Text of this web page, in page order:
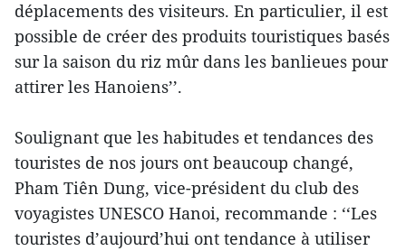
déplacements des visiteurs. En particulier, il est
possible de créer des produits touristiques basés
sur la saison du riz mûr dans les banlieues pour
attirer les Hanoiens’’.
Soulignant que les habitudes et tendances des
touristes de nos jours ont beaucoup changé,
Pham Tiên Dung, vice-président du club des
voyagistes UNESCO Hanoi, recommande : ‘‘Les
touristes d’aujourd’hui ont tendance à utiliser